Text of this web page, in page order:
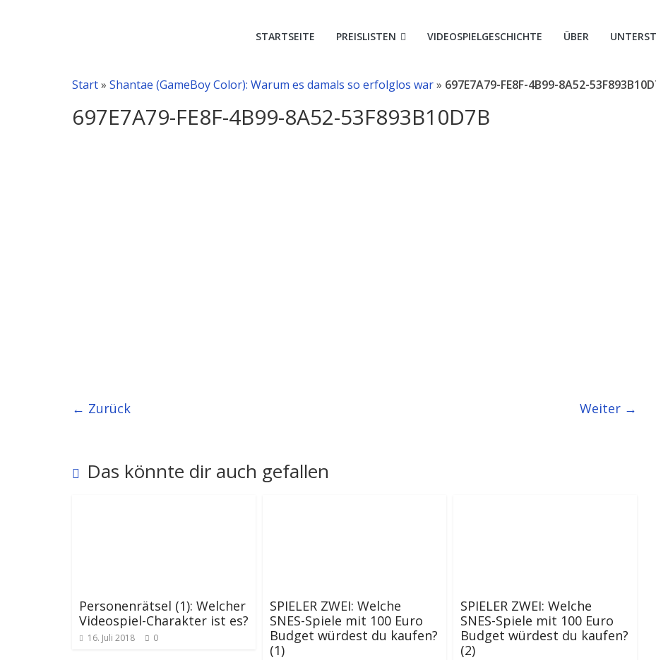
RetroVideoSpiele
mit
Preislisten
STARTSEITE PREISLISTEN VIDEOSPIELGESCHICHTE ÜBER
Start» Shantae (GameBoy Color): Warum es damals so erfolglos war» 697E7A79-FE8F-4B99-8A52-
697E7A79-FE8F-4B99-8A52-53F893B10D7B
← Zurück Weiter →
Das könnte dir auch gefallen
Personenrätsel (1): Welcher
Videospiel-Charakter ist es?
16. Juli 2018 0
SPIELER ZWEI: Welche
SNES-Spiele mit 100 Euro
Budget würdest du kaufen?
(1)
SPIELER ZWEI: Welche
SNES-Spiele mit 100 Euro
Budget würdest du kaufen?
(2)